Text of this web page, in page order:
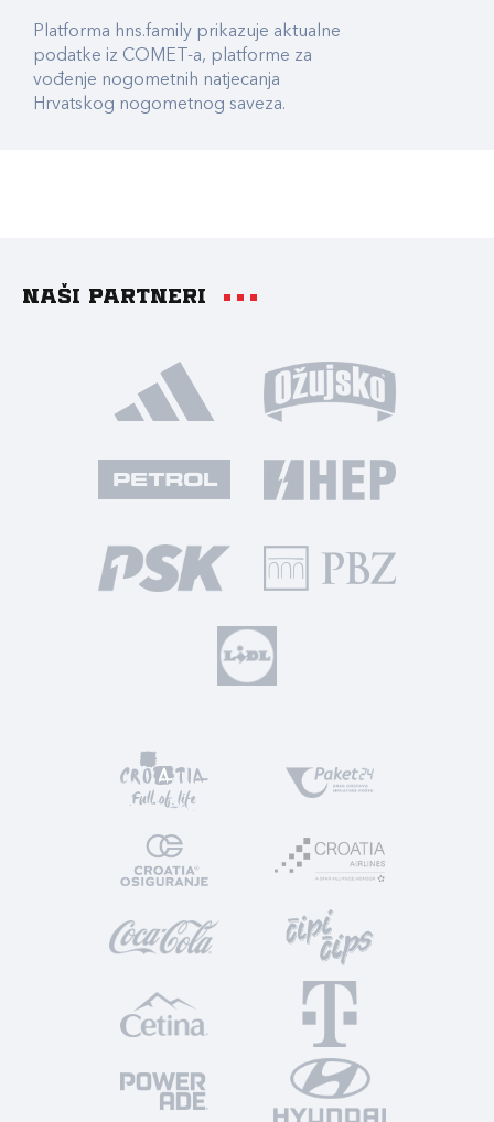
Platforma hns.family prikazuje aktualne
podatke iz COMET-a, platforme za
vođenje nogometnih natjecanja
Hrvatskog nogometnog saveza.
Naši partneri